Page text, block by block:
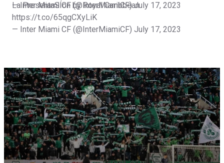
— Inter Miami CF (@InterMiamiCF)July 17, 2023
La PresentaSÍon by Royal Caribbean
https://t.co/65qgCXyLiK
— Inter Miami CF (@InterMiamiCF) July 17, 2023